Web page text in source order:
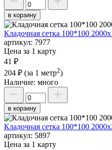
в корзину
Кладочная сетка 100*100
артикул: 7977
Цена за 1 карту
41 ₽
204 ₽ (за 1 метр2)
Наличие: много
в корзину
Кладочная сетка 100*100
артикул: 5897
Цена за 1 карту